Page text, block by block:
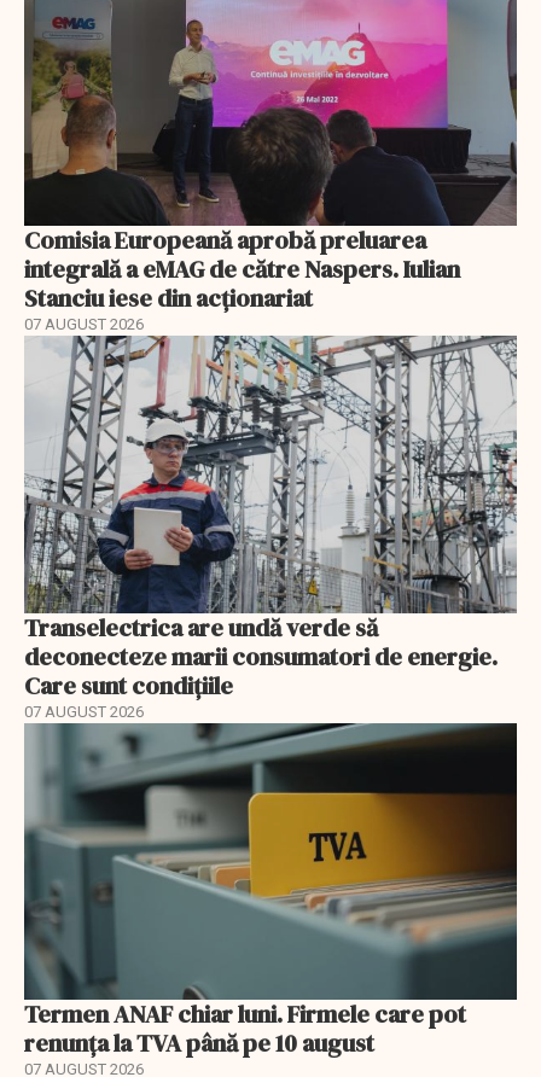
Comisia Europeană aprobă preluarea
integrală a eMAG de către Naspers. Iulian
Stanciu iese din acționariat
07 AUGUST 2026
Transelectrica are undă verde să
deconecteze marii consumatori de energie.
Care sunt condițiile
07 AUGUST 2026
Termen ANAF chiar luni. Firmele care pot
renunța la TVA până pe 10 august
07 AUGUST 2026